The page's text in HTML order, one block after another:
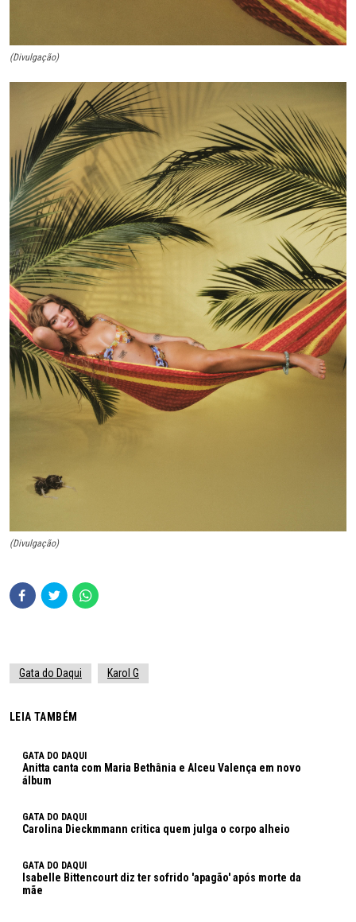
(Divulgação)
(Divulgação)
Gata do Daqui Karol G
LEIA TAMBÉM
GATA DO DAQUI
Anitta canta com Maria Bethânia e Alceu Valença em novo
álbum
GATA DO DAQUI
Carolina Dieckmmann critica quem julga o corpo alheio
GATA DO DAQUI
Isabelle Bittencourt diz ter sofrido 'apagão' após morte da
mãe